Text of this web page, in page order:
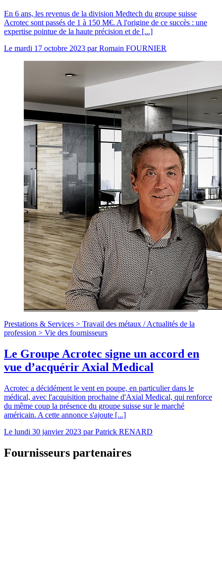
En 6 ans, les revenus de la division Medtech du groupe suisse
Acrotec sont passés de 1 à 150 M€. A l'origine de ce succès : une
expertise pointue de la haute précision et de [...]
Le mardi 17 octobre 2023 parRomain FOURNIER
Prestations & Services > Travail des métaux /Actualités de la
profession > Vie des fournisseurs
Le Groupe Acrotec signe un accord en
vue d’acquérir Axial Medical
Acrotec a décidément le vent en poupe, en particulier dans le
médical, avec l'acquisition prochaine d'Axial Medical, qui renforce
du même coup la présence du groupe suisse sur le marché
américain. A cette annonce s'ajoute [...]
Le lundi 30 janvier 2023 parPatrick RENARD
Fournisseurs partenaires